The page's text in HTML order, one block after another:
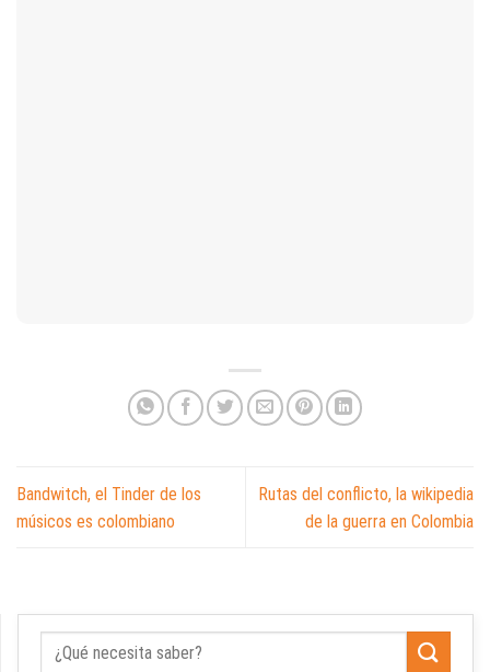
Bandwitch, el Tinder de los
músicos es colombiano
Rutas del conflicto, la wikipedia
de la guerra en Colombia